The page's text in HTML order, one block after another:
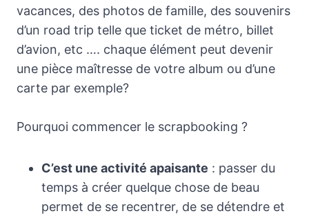
vacances, des photos de famille, des souvenirs
d’un road trip telle que ticket de métro, billet
d’avion, etc …. chaque élément peut devenir
une pièce maîtresse de votre album ou d’une
carte par exemple?
Pourquoi commencer le scrapbooking ?
C’est une activité apaisante : passer du
temps à créer quelque chose de beau
permet de se recentrer, de se détendre et